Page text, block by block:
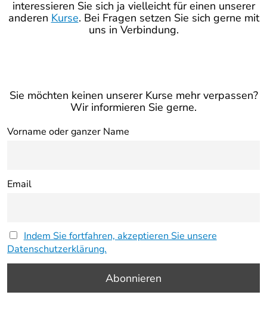
interessieren Sie sich ja vielleicht für einen unserer
anderen Kurse. Bei Fragen setzen Sie sich gerne mit
uns in Verbindung.
Sie möchten keinen unserer Kurse mehr verpassen?
Wir informieren Sie gerne.
Vorname oder ganzer Name
Email
Indem Sie fortfahren, akzeptieren Sie unsere
Datenschutzerklärung.